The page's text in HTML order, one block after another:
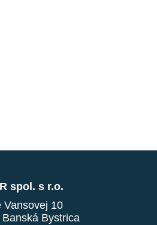
spol. s r.o.
Vansovej 10
Bystrica